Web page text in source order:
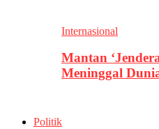
Internasional
Mantan
Meninggal
Politik